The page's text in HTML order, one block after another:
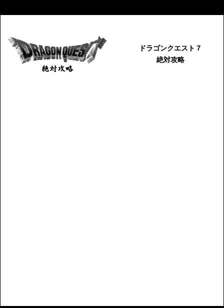
ドラゴンクエスト７
絶対攻略